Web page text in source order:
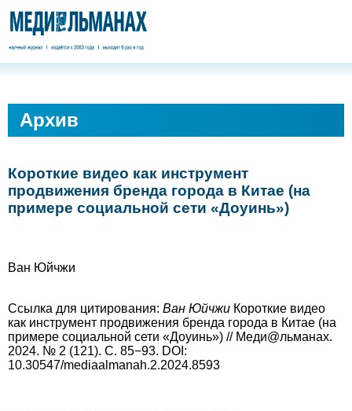
Архив
Короткие видео как инструмент
продвижения бренда города в Китае (на
примере социальной сети «Доуинь»)
Ван Юйчжи
Ссылка для цитирования: Ван Юйчжи Короткие видео
как инструмент продвижения бренда города в Китае (на
примере социальной сети «Доуинь») // Меди@льманах.
2024. № 2 (121). С. 85−93. DOI:
10.30547/mediaalmanah.2.2024.8593